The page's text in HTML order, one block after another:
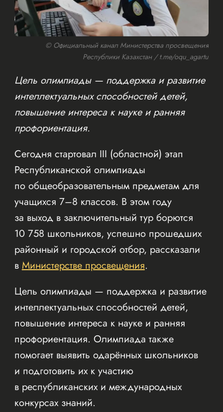
© Официальный канал Министерства просвещения
Республики Казахстан / t.me/oqu_agartu
Цель олимпиады — поддержка и развитие
интеллектуальных способностей детей,
повышение интереса к науке и ранняя
профориентация.
Сегодня стартовал III (областной) этап
Республиканской олимпиады
по общеобразовательным предметам для
учащихся 7–8 классов. В этом году
за выход в заключительный тур борются
10 758 школьников, успешно прошедших
районный и городской отбор, рассказали
вМинистерстве просвещения.
Цель олимпиады — поддержка и развитие
интеллектуальных способностей детей,
повышение интереса к науке и ранняя
профориентация. Олимпиада также
помогает выявить одарённых школьников
и подготовить их к участию
в республиканских и международных
конкурсах знаний.